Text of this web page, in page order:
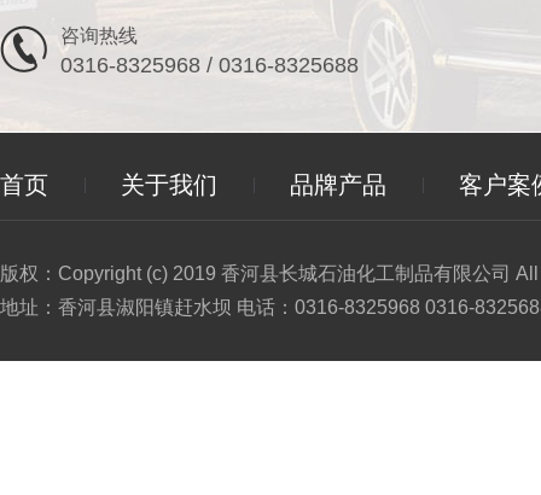
咨询热线
0316-8325968 / 0316-8325688
首页 关于我们 品牌产品 客户案
版权：Copyright (c) 2019 香河县长城石油化工制品有限公司
地址：香河县淑阳镇赶水坝 电话：0316-8325968 0316-